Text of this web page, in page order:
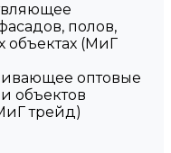
полов,
объектах (МиГ
оптовые
объектов
трейд)